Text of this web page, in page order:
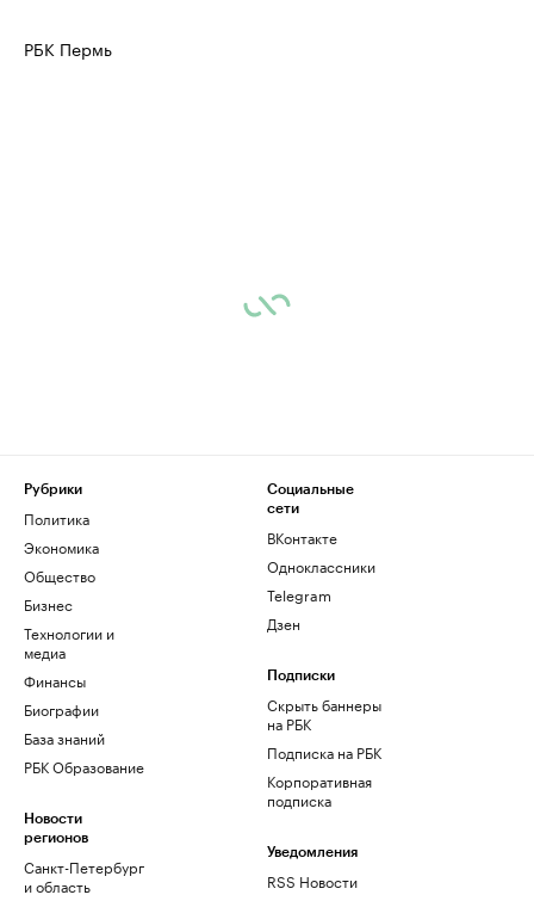
РБК Пермь
Рубрики
Политика
Экономика
Общество
Бизнес
Технологии и
медиа
Финансы
Биографии
База знаний
РБК Образование
Новости
регионов
Санкт-Петербург
и область
Социальные
сети
ВКонтакте
Одноклассники
Telegram
Дзен
Подписки
Скрыть баннеры
на РБК
Подписка на РБК
Корпоративная
подписка
Уведомления
RSS Новости